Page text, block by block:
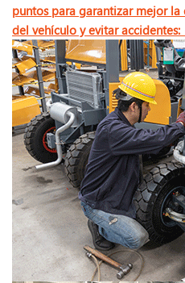
puntos para garantizar mejor
del vehículo y evitar